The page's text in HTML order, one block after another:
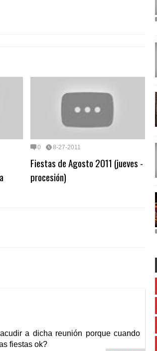
0 8-27-2011
Fiestas de Agosto 2011 (jueves -
procesión)
a dicha reunión porque cuando
fiestas ok?